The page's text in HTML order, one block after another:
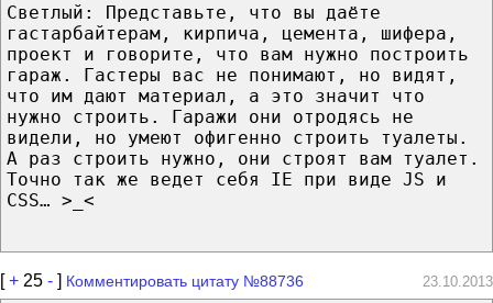
Светлый: Представьте, что вы даёте
гастарбайтерам, кирпича, цемента, шифера,
проект и говорите, что вам нужно построить
гараж. Гастеры вас не понимают, но видят,
что им дают материал, а это значит что
нужно строить. Гаражи они отродясь не
видели, но умеют офигенно строить туалеты.
А раз строить нужно, они строят вам туалет.
Точно так же ведет себя IE при виде JS и
CSS… >_<
[+ 25 - ] Комментировать цитату №88736 23.10.2013